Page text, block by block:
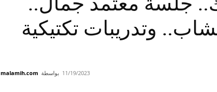
وتدريبات تكتيكية
بواسطة malamih.com 11/19/2023